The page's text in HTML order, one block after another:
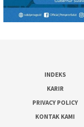
INDEKS
KARIR
PRIVACY POLICY
KONTAK KAMI